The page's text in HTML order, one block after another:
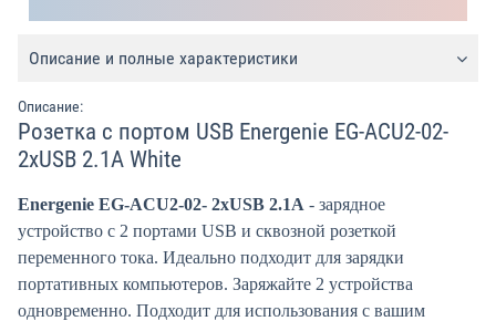
Описание и полные характеристики
Описание:
Розетка с портом USB Energenie EG-ACU2-02-
2xUSB 2.1A White
Energenie EG-ACU2-02- 2xUSB 2.1A - зарядное
устройство с 2 портами USB и сквозной розеткой
переменного тока. Идеально подходит для зарядки
портативных компьютеров. Заряжайте 2 устройства
одновременно. Подходит для использования с вашим